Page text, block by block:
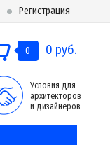
Регистрация
0 0 руб.
Условия для
архитекторов
и дизайнеров